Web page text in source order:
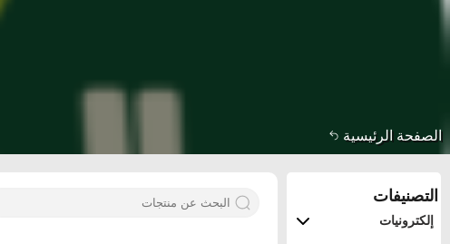
الصفحة الرئيسية
التصنيفات
إلكترونيات